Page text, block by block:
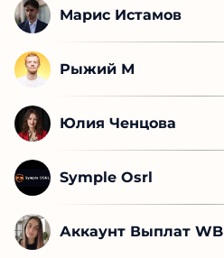
Марис Истамов
Рыжий М
Юлия Ченцова
Symple Osrl
Аккаунт Выплат WB